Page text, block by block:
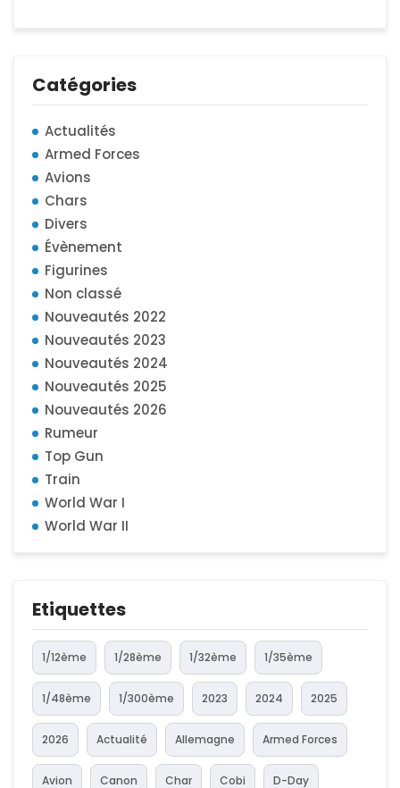
Catégories
Actualités
Armed Forces
Avions
Chars
Divers
Évènement
Figurines
Non classé
Nouveautés 2022
Nouveautés 2023
Nouveautés 2024
Nouveautés 2025
Nouveautés 2026
Rumeur
Top Gun
Train
World War I
World War II
Etiquettes
1/12ème 1/28ème 1/32ème 1/35ème
1/48ème 1/300ème 2023 2024 2025
2026 Actualité Allemagne Armed Forces
Avion Canon Char Cobi D-Day